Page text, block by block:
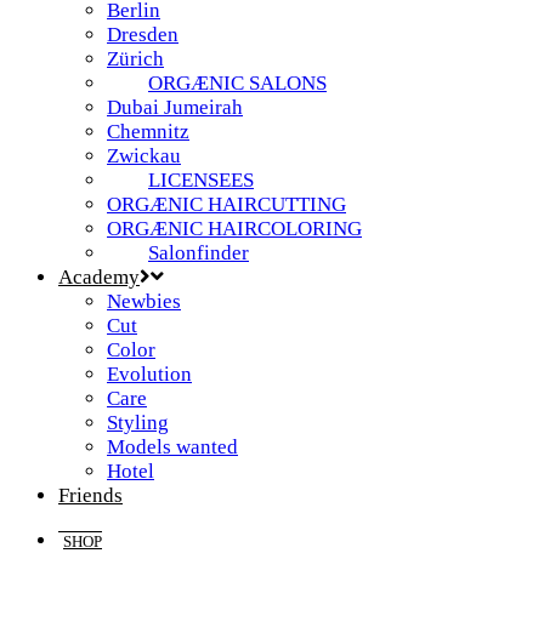
Berlin
Dresden
Zürich
ORGÆNIC SALONS
Dubai Jumeirah
Chemnitz
Zwickau
LICENSEES
ORGÆNIC HAIRCUTTING
ORGÆNIC HAIRCOLORING
Salonfinder
Academy
Newbies
Cut
Color
Evolution
Care
Styling
Models wanted
Hotel
Friends
SHOP